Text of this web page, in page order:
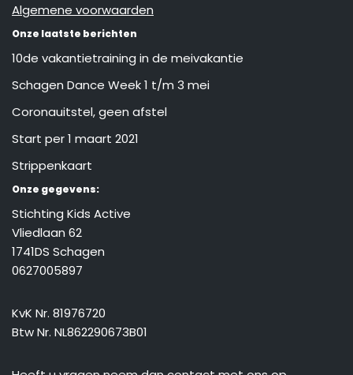
Algemene voorwaarden
Onze laatste berichten
10de vakantietraining in de meivakantie
Schagen Dance Week 1 t/m 3 mei
Coronauitstel, geen afstel
Start per 1 maart 2021
Strippenkaart
Onze gegevens:
Stichting Kids Active
Vliedlaan 62
1741DS Schagen
0627005897
KvK Nr. 81976720
Btw Nr. NL862290673B01